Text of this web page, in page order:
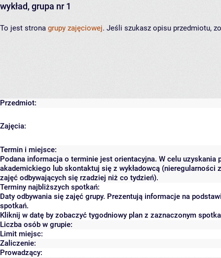
wykład, grupa nr 1
To jest strona grupy zajęciowej. Jeśli szukasz opisu przedmiotu,
Przedmiot:
Zajęcia:
Termin i miejsce:
Podana informacja o terminie jest orientacyjna. W celu
akademickiego lub skontaktuj się z wykładowcą (nieregularności
zajęć odbywających się rzadziej niż co tydzień).
Terminy najbliższych spotkań:
Daty odbywania się zajęć grupy. Prezentują informacje na
spotkań.
Kliknij w datę by zobaczyć tygodniowy plan z zaznaczonym
Liczba osób w grupie:
Limit miejsc:
Zaliczenie:
Prowadzący: